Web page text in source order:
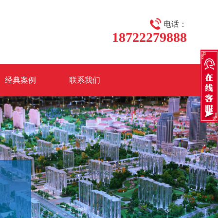
电话：
18722279888
经典案例 联系我们